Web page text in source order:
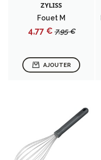
ZYLISS
Fouet M
Prix
4,77 € Prix
7,95 €
AJOUTER